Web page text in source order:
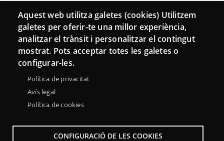
Connecta
Bustia de contacte
Butlletins
Aquest web utilitza galetes (cookies) Utilitzem
galetes per oferir-te una millor experiència,
analitzar el trànsit i personalitzar el contingut
mostrat. Pots acceptar totes les galetes o
configurar-les.
Política de privacitat
Avís legal
Política de cookies
CONFIGURACIÓ DE LES COOKIES